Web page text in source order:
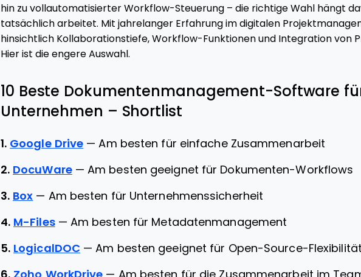
hin zu vollautomatisierter Workflow-Steuerung – die richtige Wahl hängt
tatsächlich arbeitet. Mit jahrelanger Erfahrung im digitalen
hinsichtlich Kollaborationstiefe, Workflow-Funktionen und Integration von
Hier ist die engere Auswahl.
10 Beste Dokumentenmanagement-Software
Unternehmen – Shortlist
1. Google Drive —Am besten für einfache Zusammenarbeit
2. DocuWare —Am besten geeignet für Dokumenten-Workflows
3. Box — Am besten für Unternehmenssicherheit
4. M-Files — Am besten für Metadatenmanagement
5. LogicalDOC —Am besten geeignet für Open-Source-Flexibilität
6. Zoho WorkDrive — Am besten für die Zusammenarbeit im